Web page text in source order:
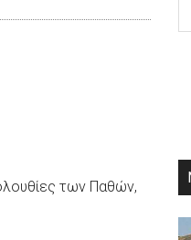
των Παθών,